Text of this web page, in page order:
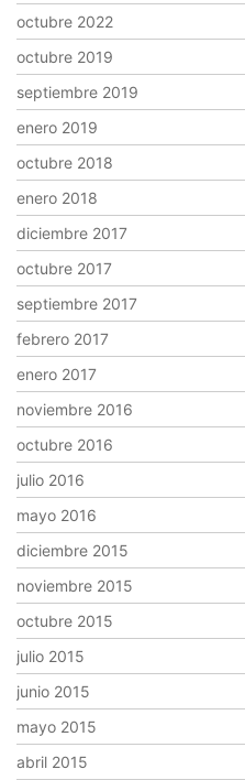
octubre 2022
octubre 2019
septiembre 2019
enero 2019
octubre 2018
enero 2018
diciembre 2017
octubre 2017
septiembre 2017
febrero 2017
enero 2017
noviembre 2016
octubre 2016
julio 2016
mayo 2016
diciembre 2015
noviembre 2015
octubre 2015
julio 2015
junio 2015
mayo 2015
abril 2015